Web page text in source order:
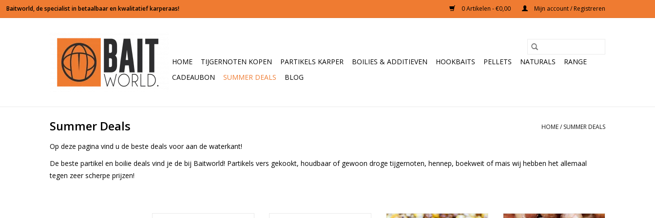
0 Artikelen - €0,00 Mijn account / Registreren
HOME TIJGERNOTEN KOPEN PARTIKELS KARPER BOILIES & ADDITIEVEN HOOKBAITS PELLETS NATURALS
RANGE
CADEAUBON
SUMMER DEALS BLOG
Summer Deals HOME/ SUMMER DEALS
Op deze pagina vind u de beste deals voor aan de waterkant!
De beste partikel en boilie deals vind je de bij Baitworld! Partikels vers gekookt, houdbaar of gewoon droge tijgernoten, hennep, boekweit of mais wij hebben het allemaal
tegen zeer scherpe prijzen!